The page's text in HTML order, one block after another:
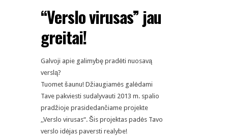
“Verslo virusas” jau
greitai!
Galvoji apie galimybę pradėti nuosavą
verslą?
Tuomet šaunu! Džiaugiamės galėdami
Tave pakviesti sudalyvauti 2013 m. spalio
pradžioje prasidedančiame projekte
,,Verslo virusas“. Šis projektas padės Tavo
verslo idėjas paversti realybe!